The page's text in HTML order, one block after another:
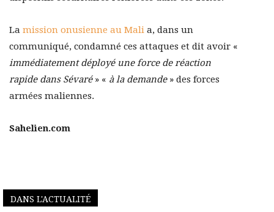
La mission onusienne au Mali a, dans un
communiqué, condamné ces attaques et dit avoir «
immédiatement déployé une force de réaction
rapide dans Sévaré» « à la demande» des forces
armées maliennes.
Sahelien.com
DANS L'ACTUALITÉ